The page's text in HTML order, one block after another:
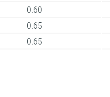
0.60
0.65
0.65